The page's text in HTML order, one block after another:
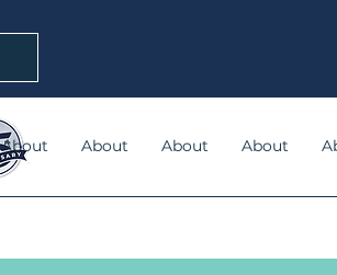
About About About About